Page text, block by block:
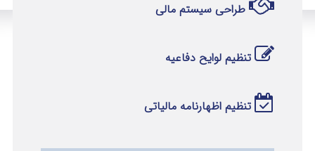
طراحی سیستم مالی
تنظیم لوایح دفاعیه
تنظیم اظهارنامه مالیاتی